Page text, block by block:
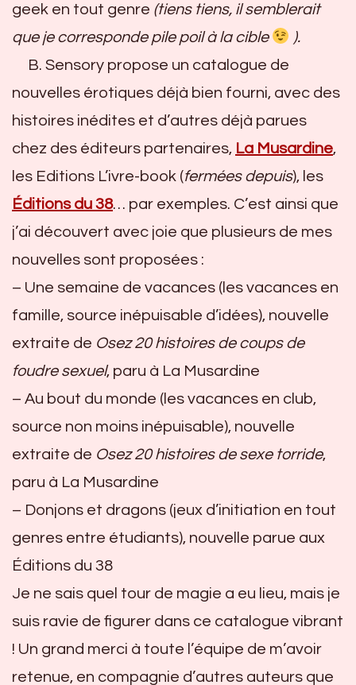
geek en tout genre (tiens tiens, il semblerait
que je corresponde pile poil à la cible
).
B. Sensory propose un catalogue de
nouvelles érotiques déjà bien fourni, avec des
histoires inédites et d’autres déjà parues
chez des éditeurs partenaires, La Musardine,
les Editions L’ivre-book (fermées depuis), les
Éditions du 38… par exemples. C’est ainsi que
j’ai découvert avec joie que plusieurs de mes
nouvelles sont proposées :
– Une semaine de vacances (les vacances en
famille, source inépuisable d’idées), nouvelle
extraite de Osez 20 histoires de coups de
foudre sexuel, paru à La Musardine
– Au bout du monde (les vacances en club,
source non moins inépuisable), nouvelle
extraite de Osez 20 histoires de sexe torride,
paru à La Musardine
– Donjons et dragons (jeux d’initiation en tout
genres entre étudiants), nouvelle parue aux
Éditions du 38
Je ne sais quel tour de magie a eu lieu, mais je
suis ravie de figurer dans ce catalogue vibrant
! Un grand merci à toute l’équipe de m’avoir
retenue, en compagnie d’autres auteurs que